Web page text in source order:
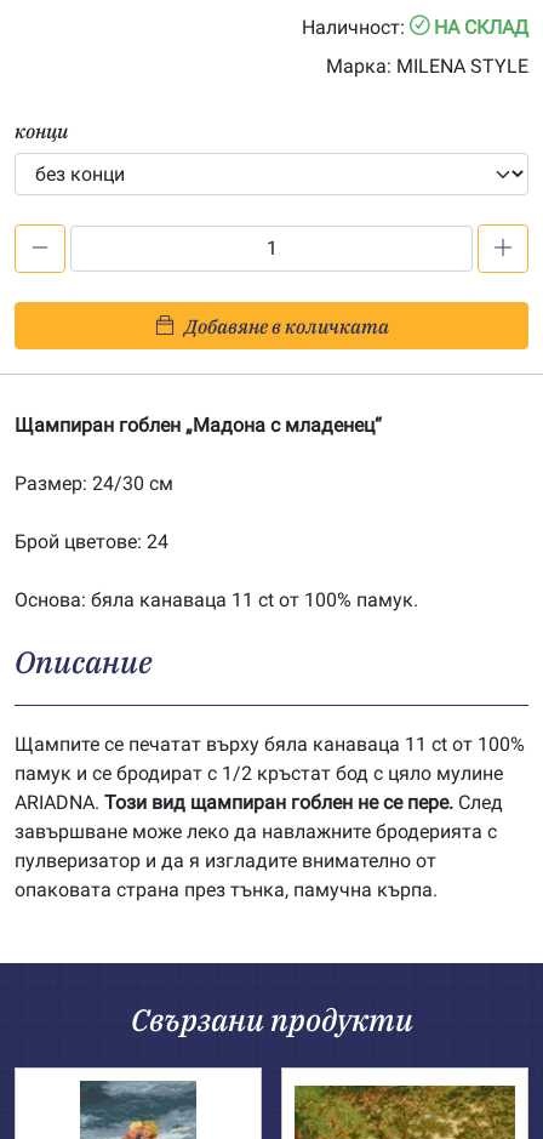
Наличност:
НА СКЛАД
Марка: MILENA STYLE
конци
с
младенец
щампа
Добавяне в количката
Щампиран гоблен „Мадона с младенец“
Размер: 24/30 см
Брой цветове: 24
Основа: бяла канаваца 11 ct от 100% памук.
Описание
Щампите се печатат върху бяла канаваца 11 ct от 100%
памук и се бродират с 1/2 кръстат бод с цяло мулине
ARIADNA. Този вид щампиран гоблен не се пере. След
завършване може леко да навлажните бродерията с
пулверизатор и да я изгладите внимателно от
опаковата страна през тънка, памучна кърпа.
Свързани продукти